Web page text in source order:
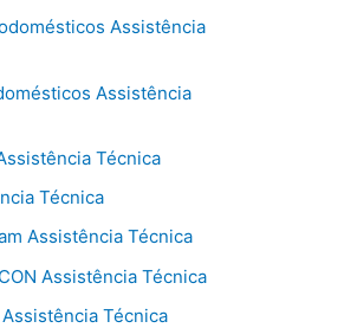
Assistência
Assistência
Técnica
Técnica
Assistência Técnica
Assistência Técnica
Técnica